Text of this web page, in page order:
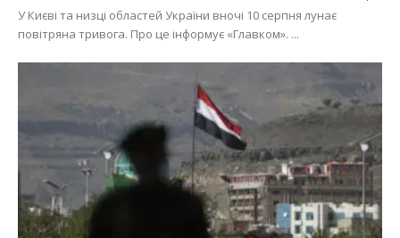
У Києві та низці областей України вночі 10 серпня лунає
повітряна тривога. Про це інформує «Главком». ...